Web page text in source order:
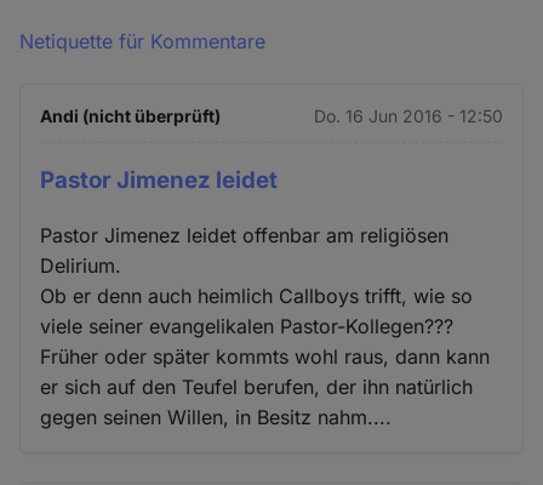
Netiquette für Kommentare
Andi (nicht überprüft) Do. 16 Jun 2016 - 12:50
Pastor Jimenez leidet
Pastor Jimenez leidet offenbar am religiösen
Delirium.
Ob er denn auch heimlich Callboys trifft, wie so
viele seiner evangelikalen Pastor-Kollegen???
Früher oder später kommts wohl raus, dann kann
er sich auf den Teufel berufen, der ihn natürlich
gegen seinen Willen, in Besitz nahm....